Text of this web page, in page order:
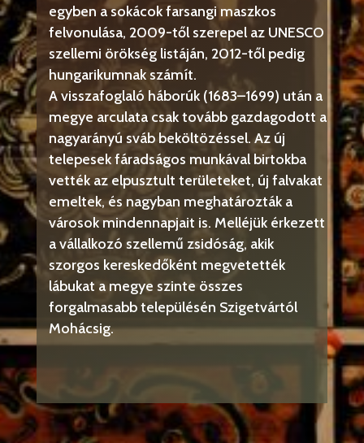
egyben a sokácok farsangi maszkos
felvonulása, 2009-től szerepel az UNESCO
szellemi örökség listáján, 2012-től pedig
hungarikumnak számít.
A visszafoglaló háborúk (1683–1699) után a
megye arculata csak tovább gazdagodott a
nagyarányú sváb beköltözéssel. Az új
telepesek fáradságos munkával birtokba
vették az elpusztult területeket, új falvakat
emeltek, és nagyban meghatározták a
városok mindennapjait is. Melléjük érkezett
a vállalkozó szellemű zsidóság, akik
szorgos kereskedőként megvetették
lábukat a megye szinte összes
forgalmasabb településén Szigetvártól
Mohácsig.